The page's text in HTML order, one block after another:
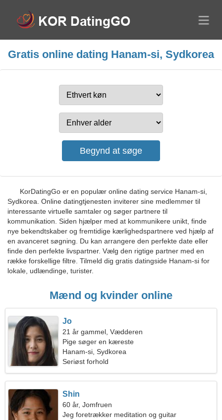
Gratis online dating Hanam-si, Sydkorea
KorDatingGo er en populær online dating service Hanam-si,
Sydkorea. Online datingtjenesten inviterer sine medlemmer til
interessante virtuelle samtaler og søger partnere til
kommunikation. Siden hjælper med at kommunikere unikt, finde
nye bekendtskaber og fremtidige kærlighedspartnere ved hjælp af
en avanceret søgning. Du kan arrangere den perfekte date eller
finde den perfekte livspartner. Vælg den rigtige partner med en
række forskellige filtre. Tilmeld dig gratis datingside Hanam-si for
lokale, udlændinge, turister.
Mænd og kvinder online
Jo
21 år gammel, Vædderen
Pige søger en kæreste
Hanam-si, Sydkorea
Seriøst forhold
Shin
60 år, Jomfruen
Jeg foretrækker meditation og guitar